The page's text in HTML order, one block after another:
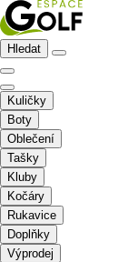
Hledat
Kuličky
Boty
Oblečení
Tašky
Kluby
Kočáry
Rukavice
Doplňky
Výprodej